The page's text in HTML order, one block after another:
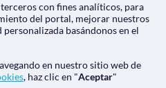
del organizador o,
por cualquier daño o
como consecuencia de
tendrá derecho a una
con fines analíticos, para
del portal, mejorar nuestros
basándonos en el
en nuestro sitio web de
, haz clic en "Aceptar"